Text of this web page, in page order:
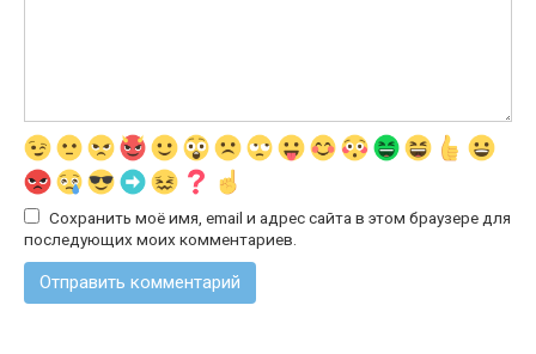
Сохранить моё имя, email и адрес сайта в этом браузере для
последующих моих комментариев.